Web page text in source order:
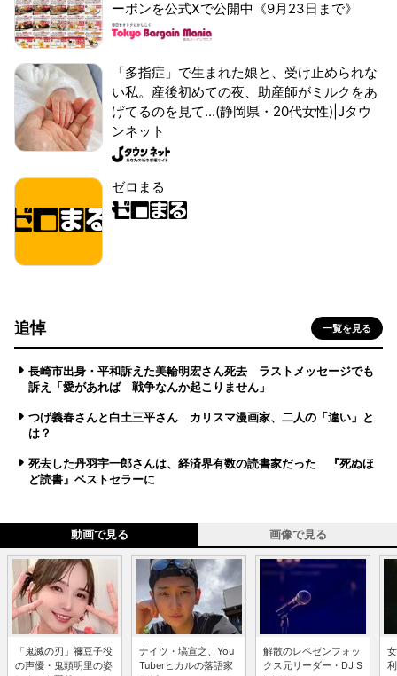
ーポンを公式Xで公開中《9月23日まで》
「多指症」で生まれた娘と、受け止められな
い私。産後初めての夜、助産師がミルクをあ
げてるのを見て...(静岡県・20代女性)|Jタウ
ンネット
ゼロまる
追悼 一覧を見る
長崎市出身・平和訴えた美輪明宏さん死去 ラストメッセージでも
訴え「愛があれば 戦争なんか起こりません」
つげ義春さんと白土三平さん カリスマ漫画家、二人の「違い」と
は？
死去した丹羽宇一郎さんは、経済界有数の読書家だった 『死ぬほ
ど読書』ベストセラーに
動画で見る 画像で見る
「鬼滅の刃」禰豆子役
の声優・鬼頭明里の姿
ナイツ・塙宣之、You
Tuberヒカルの落語家
解散のレペゼンフォッ
クス元リーダー・DJ S